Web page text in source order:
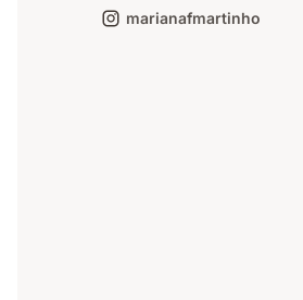
marianafmartinho